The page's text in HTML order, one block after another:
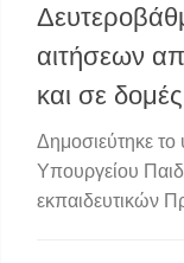
αιτήσεων
και σε
Δημοσιεύτηκε
Υπουργείου
εκπαιδευτικών